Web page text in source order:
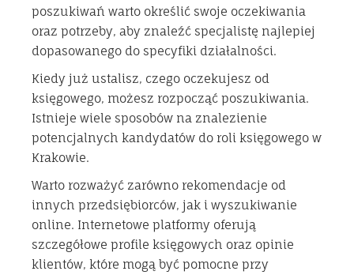
poszukiwań warto określić swoje oczekiwania
oraz potrzeby, aby znaleźć specjalistę najlepiej
dopasowanego do specyfiki działalności.
Kiedy już ustalisz, czego oczekujesz od
księgowego, możesz rozpocząć poszukiwania.
Istnieje wiele sposobów na znalezienie
potencjalnych kandydatów do roli księgowego w
Krakowie.
Warto rozważyć zarówno rekomendacje od
innych przedsiębiorców, jak i wyszukiwanie
online. Internetowe platformy oferują
szczegółowe profile księgowych oraz opinie
klientów, które mogą być pomocne przy